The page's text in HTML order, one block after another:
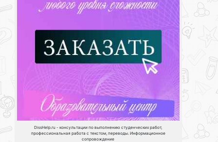
DissHelp.ru - консультации по выполнению студенческих работ,
профессиональная работа с текстом, переводы. Информационное
сопровождение